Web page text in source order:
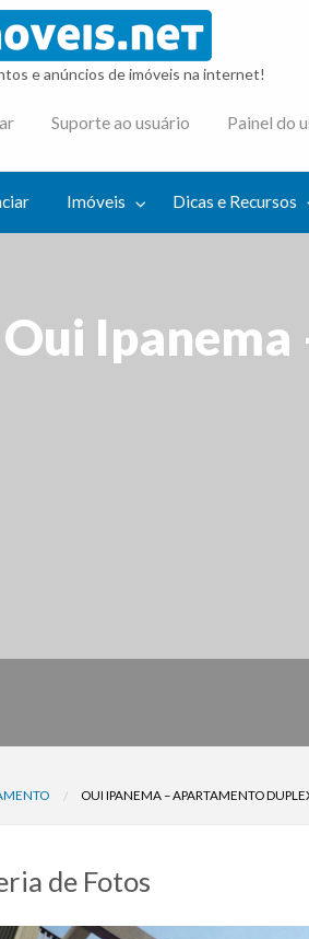
e anúncios de imóveis na internet!
Suporte ao usuário Painel do
Imóveis Dicas e Recursos
Oui
OUI IPANEMA – APARTAMENTO
de Fotos